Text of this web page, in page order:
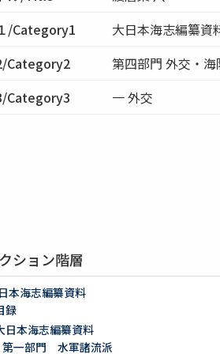
/Category1
大日本海志編纂資
Category2
第四部門 外交・海
Category3
一 外交
ション階層
本海志編纂資料
録
日本海志編纂資料
第一部門 水軍諸流派